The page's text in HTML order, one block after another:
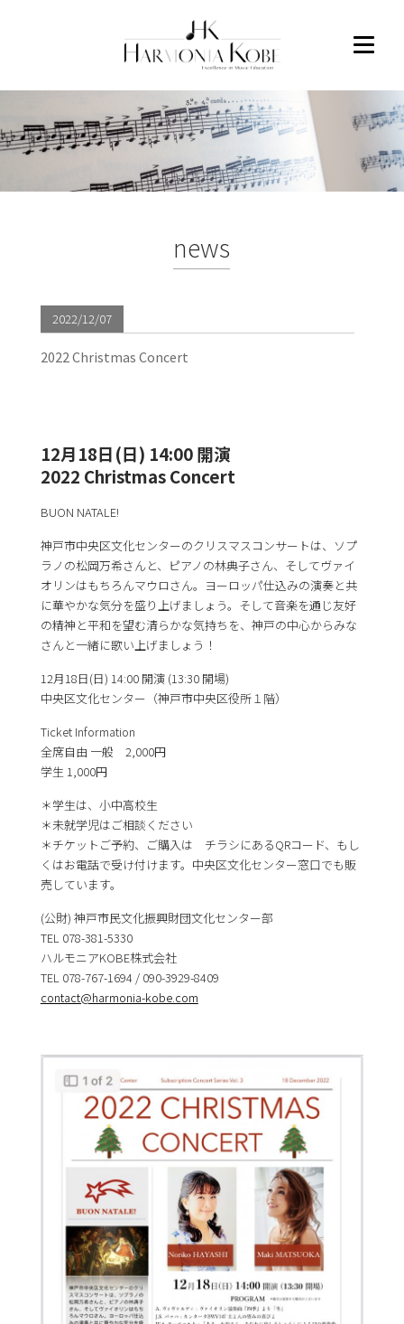
news
2022/12/07
2022 Christmas Concert
12月18日(日) 14:00 開演
2022 Christmas Concert
BUON NATALE!
神戸市中央区文化センターのクリスマスコンサートは、ソプ
ラノの松岡万希さんと、ピアノの林典子さん、そしてヴァイ
オリンはもちろんマウロさん。ヨーロッパ仕込みの演奏と共
に華やかな気分を盛り上げましょう。そして音楽を通じ友好
の精神と平和を望む清らかな気持ちを、神戸の中心からみな
さんと一緒に歌い上げましょう！
12月18日(日) 14:00 開演 (13:30 開場)
中央区文化センター（神戸市中央区役所１階）
Ticket Information
全席自由 一般 2,000円
学生 1,000円
＊学生は、小中高校生
＊未就学児はご相談ください
＊チケットご予約、ご購入は チラシにあるQRコード、もし
くはお電話で受け付けます。中央区文化センター窓口でも販
売しています。
(公財) 神戸市民文化振興財団文化センター部
TEL 078-381-5330
ハルモニアKOBE株式会社
TEL 078-767-1694 / 090-3929-8409
contact@harmonia-kobe.com